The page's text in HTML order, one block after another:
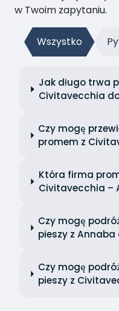
w Twoim zapytaniu.
Wszystko
Jak długo trwa
Civitavecchia
Czy mogę
promem z
Która firma
Civitavecchia –
Czy mogę
pieszy z
Czy mogę
pieszy z